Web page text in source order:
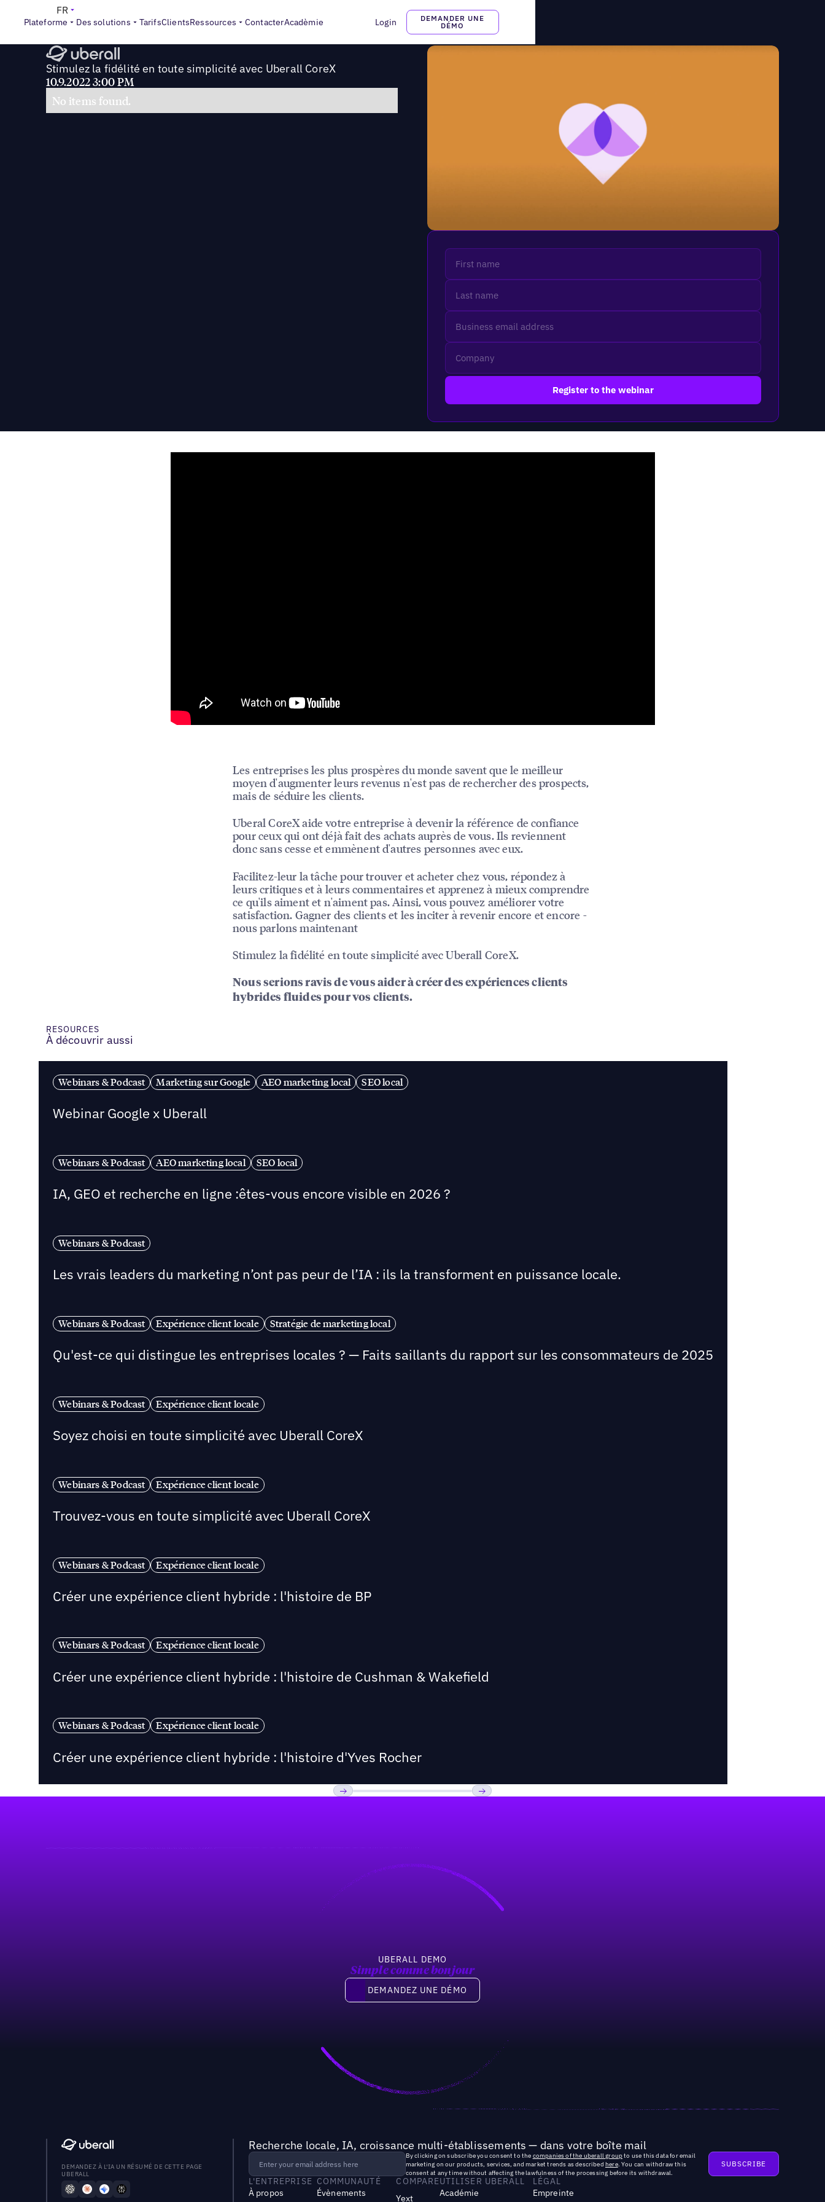
Plateforme Des solutions TarifsClientsRessources ContacterAcadèmie Login
DEMANDER UNE
DÉMO
FR
Webinars & Podcasts
Stimulez la fidélité en toute simplicité avec Uberall CoreX
10.9.2022 3:00 PM
No items found.
Les entreprises les plus prospères du monde savent que le meilleur
moyen d'augmenter leurs revenus n'est pas de rechercher des prospects,
mais de séduire les clients.
Uberal CoreX aide votre entreprise à devenir la référence de confiance
pour ceux qui ont déjà fait des achats auprès de vous. Ils reviennent
donc sans cesse et emmènent d'autres personnes avec eux.
Facilitez-leur la tâche pour trouver et acheter chez vous, répondez à
leurs critiques et à leurs commentaires et apprenez à mieux comprendre
ce qu'ils aiment et n'aiment pas. Ainsi, vous pouvez améliorer votre
satisfaction. Gagner des clients et les inciter à revenir encore et encore -
nous parlons maintenant
Stimulez la fidélité en toute simplicité avec Uberall CoreX.
Nous serions ravis de vous aider à créer des expériences clients
hybrides fluides pour vos clients.
RESOURCES
À découvrir aussi
Webinars & Podcast Marketing sur Google AEO marketing local SEO local
Webinar Google x Uberall
Webinars & Podcast AEO marketing local SEO local
IA, GEO et recherche en ligne :êtes-vous encore visible en 2026 ?
Webinars & Podcast
Les vrais leaders du marketing n’ont pas peur de l’IA : ils la transforment en puissance locale.
Webinars & Podcast Expérience client locale Stratégie de marketing local
Qu'est-ce qui distingue les entreprises locales ? — Faits saillants du rapport sur les consommateurs de 2025
Webinars & Podcast Expérience client locale
Soyez choisi en toute simplicité avec Uberall CoreX
Webinars & Podcast Expérience client locale
Trouvez-vous en toute simplicité avec Uberall CoreX
Webinars & Podcast Expérience client locale
Créer une expérience client hybride : l'histoire de BP
Webinars & Podcast Expérience client locale
Créer une expérience client hybride : l'histoire de Cushman & Wakefield
Webinars & Podcast Expérience client locale
Créer une expérience client hybride : l'histoire d'Yves Rocher
UBERALL DEMO
Simple comme bonjour
Demandez une démo
DEMANDEZ UNE DÉMO
DEMANDEZ À L'IA UN RÉSUMÉ DE CETTE PAGE
UBERALL
Recherche locale, IA, croissance multi-établissements — dans votre boîte mail
By clicking on subscribe you consent to the companies of the uberall groupto use this data for email
marketing on our products, services, and market trends as described here. You can withdraw this
consent at any time without affecting the lawfulness of the processing before its withdrawal.
L'ENTREPRISE
À propos
COMMUNAUTÉ
Évènements
COMPARE
Yext
UTILISER UBERALL
Académie
LÉGAL
Empreinte